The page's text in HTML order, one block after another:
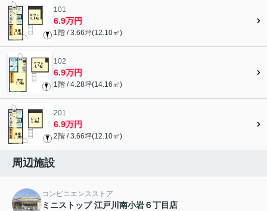
101
6.9万円
1階 / 3.66坪(12.10㎡)
102
6.9万円
1階 / 4.28坪(14.16㎡)
201
6.9万円
2階 / 3.66坪(12.10㎡)
周辺施設
コンビニエンスストア
ミニストップ 江戸川南小岩６丁目店